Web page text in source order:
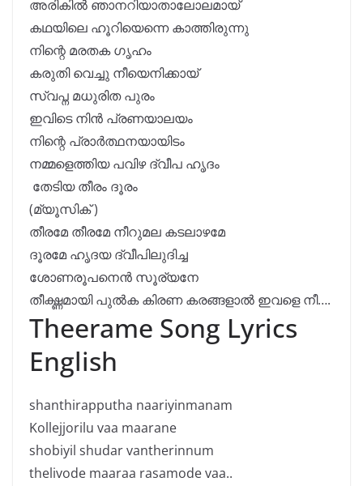
അരികിൽ ഞാനറിയാതാലോലമായ്
കഥയിലെ ഹൂറിയെന്നെ കാത്തിരുന്നു
നിന്റെ മരതക ഗൃഹം
കരുതി വെച്ചു നീയെനിക്കായ്
സ്വപ്ന മധുരിത പുരം
ഇവിടെ നിൻ പ്രണയാലയം
നിന്റെ പ്രാർത്ഥനയായിടം
നമ്മളെത്തിയ പവിഴ ദ്വീപ ഹൃദം
തേടിയ തീരം ദൂരം
(മ്യൂസിക് )
തീരമേ തീരമേ നീറുമല കടലാഴമേ
ദൂരമേ ഹൃദയ ദ്വീപിലുദിച്ച
ശോണരൂപനെൻ സൂര്യനേ
തീക്ഷ്ണമായി പുൽക കിരണ കരങ്ങളാൽ ഇവളെ നീ….
Theerame Song Lyrics
English
shanthirapputha naariyinmanam
Kollejjorilu vaa maarane
shobiyil shudar vantherinnum
thelivode maaraa rasamode vaa..